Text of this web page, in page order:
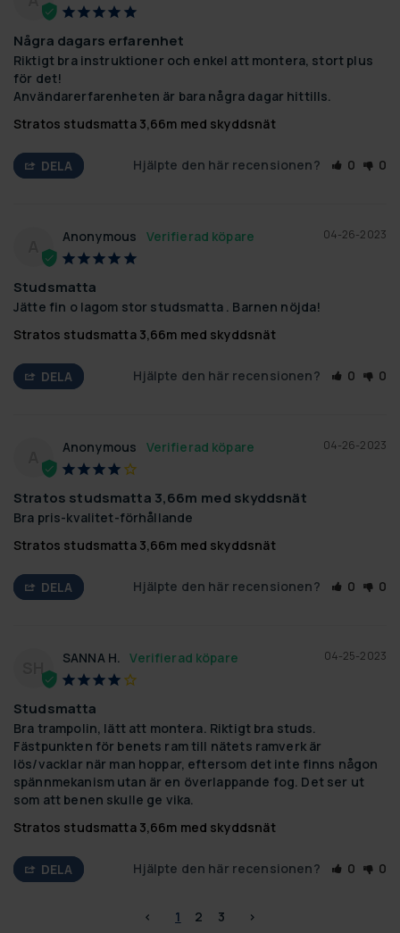
Några dagars erfarenhet
Riktigt bra instruktioner och enkel att montera, stort plus
för det!
Användarerfarenheten är bara några dagar hittills.
Stratos studsmatta 3,66m med skyddsnät
DELA Hjälpte den här recensionen? 0 0
04-26-2023
Anonymous
Studsmatta
Jätte fin o lagom stor studsmatta . Barnen nöjda!
Stratos studsmatta 3,66m med skyddsnät
DELA Hjälpte den här recensionen? 0 0
04-26-2023
Anonymous
Stratos studsmatta 3,66m med skyddsnät
Bra pris-kvalitet-förhållande
Stratos studsmatta 3,66m med skyddsnät
DELA Hjälpte den här recensionen? 0 0
SH
04-25-2023
SANNA H.
Studsmatta
Bra trampolin, lätt att montera. Riktigt bra studs.
Fästpunkten för benets ram till nätets ramverk är
lös/vacklar när man hoppar, eftersom det inte finns någon
spännmekanism utan är en överlappande fog. Det ser ut
som att benen skulle ge vika.
Stratos studsmatta 3,66m med skyddsnät
DELA Hjälpte den här recensionen? 0 0
< 1 2 3 >